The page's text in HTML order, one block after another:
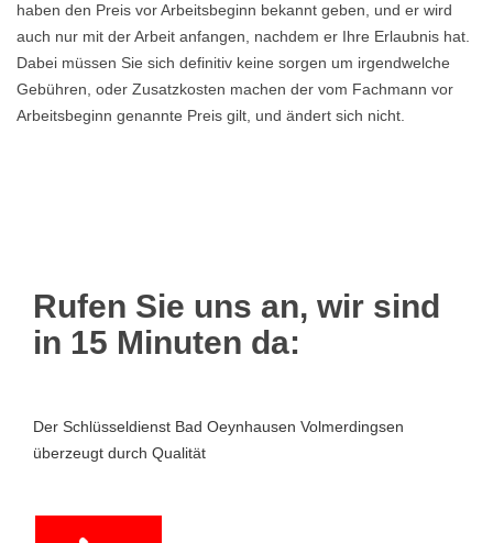
haben den Preis vor Arbeitsbeginn bekannt geben, und er wird
auch nur mit der Arbeit anfangen, nachdem er Ihre Erlaubnis hat.
Dabei müssen Sie sich definitiv keine sorgen um irgendwelche
Gebühren, oder Zusatzkosten machen der vom Fachmann vor
Arbeitsbeginn genannte Preis gilt, und ändert sich nicht.
Rufen Sie uns an, wir sind
in 15 Minuten da:
Der Schlüsseldienst Bad Oeynhausen Volmerdingsen
überzeugt durch Qualität